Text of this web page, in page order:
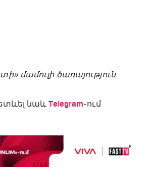
մամուլի ծառայություն
նաև Telegram-ում